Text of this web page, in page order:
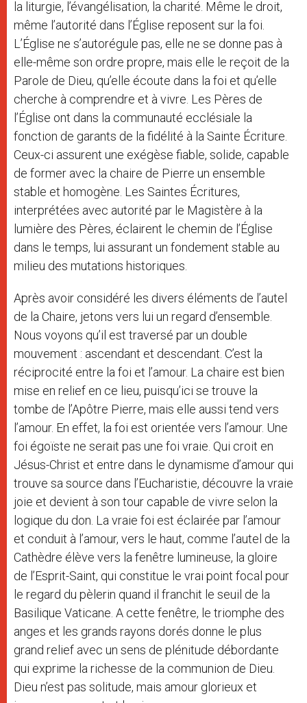
la liturgie, l’évangélisation, la charité. Même le droit,
même l’autorité dans l’Église reposent sur la foi.
L’Église ne s’autorégule pas, elle ne se donne pas à
elle-même son ordre propre, mais elle le reçoit de la
Parole de Dieu, qu’elle écoute dans la foi et qu’elle
cherche à comprendre et à vivre. Les Pères de
l’Église ont dans la communauté ecclésiale la
fonction de garants de la fidélité à la Sainte Écriture.
Ceux-ci assurent une exégèse fiable, solide, capable
de former avec la chaire de Pierre un ensemble
stable et homogène. Les Saintes Écritures,
interprétées avec autorité par le Magistère à la
lumière des Pères, éclairent le chemin de l’Église
dans le temps, lui assurant un fondement stable au
milieu des mutations historiques.
Après avoir considéré les divers éléments de l’autel
de la Chaire, jetons vers lui un regard d’ensemble.
Nous voyons qu’il est traversé par un double
mouvement : ascendant et descendant. C’est la
réciprocité entre la foi et l’amour. La chaire est bien
mise en relief en ce lieu, puisqu’ici se trouve la
tombe de l’Apôtre Pierre, mais elle aussi tend vers
l’amour. En effet, la foi est orientée vers l’amour. Une
foi égoïste ne serait pas une foi vraie. Qui croit en
Jésus-Christ et entre dans le dynamisme d’amour qui
trouve sa source dans l’Eucharistie, découvre la vraie
joie et devient à son tour capable de vivre selon la
logique du don. La vraie foi est éclairée par l’amour
et conduit à l’amour, vers le haut, comme l’autel de la
Cathèdre élève vers la fenêtre lumineuse, la gloire
de l’Esprit-Saint, qui constitue le vrai point focal pour
le regard du pèlerin quand il franchit le seuil de la
Basilique Vaticane. A cette fenêtre, le triomphe des
anges et les grands rayons dorés donne le plus
grand relief avec un sens de plénitude débordante
qui exprime la richesse de la communion de Dieu.
Dieu n’est pas solitude, mais amour glorieux et